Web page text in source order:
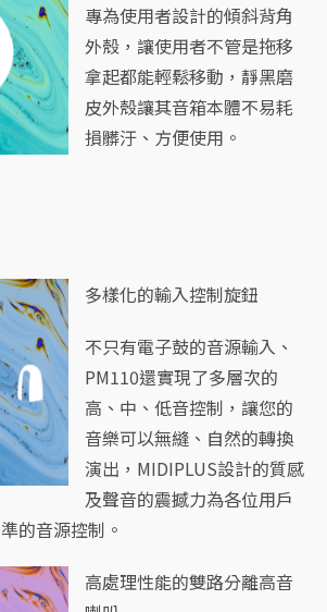
專為使用者設計的傾斜背角
外殼，讓使用者不管是拖移
拿起都能輕鬆移動，靜黑磨
皮外殼讓其音箱本體不易耗
損髒汙、方便使用。
多樣化的輸入控制旋鈕
不只有電子鼓的音源輸入、
PM110還實現了多層次的
高、中、低音控制，讓您的
音樂可以無縫、自然的轉換
演出，MIDIPLUS設計的質感
及聲音的震撼力為各位用戶
的音源控制。
高處理性能的雙路分離高音